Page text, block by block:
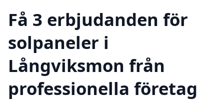
Få 3 erbjudanden för
solpaneler i
Långviksmon från
professionella företag